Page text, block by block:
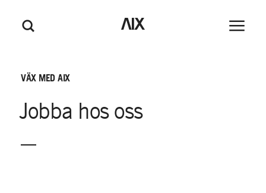
GÅ TILL HUVUDINNEHÅLL
GÅ TILL SIDFOT
M
e
AIX
Sök
VÄX MED AIX
Jobba hos oss